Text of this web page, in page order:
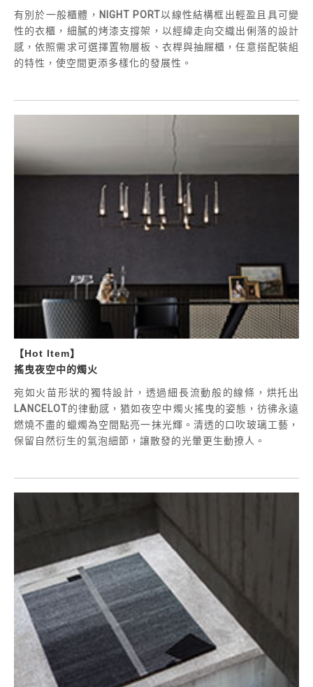
有別於一般櫃體， NIGHT PORT以線性結構框出輕盈且具可變
性的衣櫃，細膩的烤漆支撐架，以經緯走向交織出俐落的設計
感，依照需求可選擇置物層板、衣桿與抽屜櫃，任意搭配裝組
的特性，使空間更添多樣化的發展性。
【Hot Item】
搖曳夜空中的燭火
宛如火苗形狀的獨特設計，透過細長流動般的線條，烘托出
LANCELOT的律動感，猶如夜空中燭火搖曳的姿態，彷彿永遠
燃燒不盡的蠟燭為空間點亮一抹光輝。清透的口吹玻璃工藝，
保留自然衍生的氣泡細節，讓散發的光暈更生動撩人。